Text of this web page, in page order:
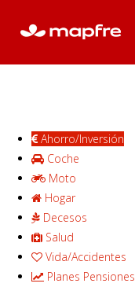
Ahorro/Inversión
Coche
Moto
Hogar
Decesos
Salud
Vida/Accidentes
Planes Pensiones